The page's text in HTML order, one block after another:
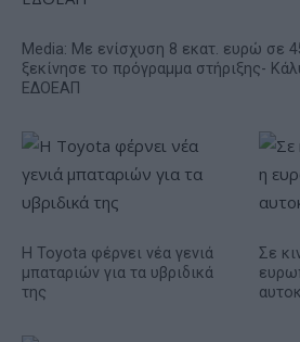
Media: Με ενίσχυση 8 εκατ. ευρώ σε
ξεκίνησε το πρόγραμμα στήριξης-
ΕΔΟΕΑΠ
Η Toyota φέρνει νέα γενιά
μπαταριών για τα υβριδικά
της
Σε